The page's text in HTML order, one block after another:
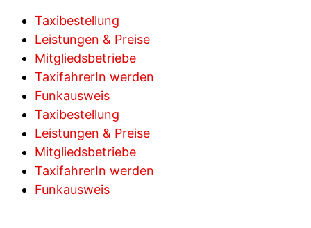
Taxibestellung
Leistungen & Preise
Mitgliedsbetriebe
TaxifahrerIn werden
Funkausweis
Taxibestellung
Leistungen & Preise
Mitgliedsbetriebe
TaxifahrerIn werden
Funkausweis